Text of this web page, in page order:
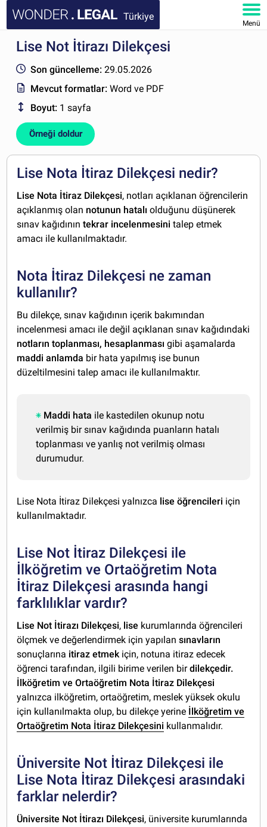
Türkiye
Menü
ANA SAYFA
BELGELER
SSS
HESABIM
Lise Not İtirazı Dilekçesi
Son güncelleme: 29.05.2026
Mevcut formatlar:Word ve PDF
Boyut: 1 sayfa
Örneği doldur
Lise Nota İtiraz Dilekçesi nedir?
Lise Nota İtiraz Dilekçesi, notları açıklanan öğrencilerin
açıklanmış olan notunun hatalı olduğunu düşünerek
sınav kağıdınıntekrar incelenmesini talep etmek
amacı ile kullanılmaktadır.
Nota İtiraz Dilekçesi ne zaman
kullanılır?
Bu dilekçe, sınav kağıdının içerik bakımından
incelenmesi amacı ile değil açıklanan sınav kağıdındaki
notların toplanması, hesaplanması gibi aşamalarda
maddi anlamda bir hata yapılmış ise bunun
düzeltilmesini talep amacı ile kullanılmaktır.
Maddi hata ile kastedilen okunup notu
verilmiş bir sınav kağıdında puanların hatalı
toplanması ve yanlış not verilmiş olması
durumudur.
Lise Nota İtiraz Dilekçesi yalnızca lise öğrencileri için
kullanılmaktadır.
Lise Not İtiraz Dilekçesi ile
İlköğretim ve Ortaöğretim Nota
İtiraz Dilekçesi arasında hangi
farklılıklar vardır?
Lise Not İtirazı Dilekçesi, lise kurumlarında öğrencileri
ölçmek ve değerlendirmek için yapılansınavların
sonuçlarına itiraz etmekiçin, notuna itiraz edecek
öğrenci tarafından, ilgili birime verilen birdilekçedir.
İlköğretim ve Ortaöğretim Nota İtiraz Dilekçesi
yalnızca ilköğretim, ortaöğretim, meslek yüksek okulu
için kullanılmakta olup, bu dilekçe yerine İlköğretim ve
Ortaöğretim Nota İtiraz Dilekçesini kullanmalıdır.
Üniversite Not İtiraz Dilekçesi ile
Lise Nota İtiraz Dilekçesi arasındaki
farklar nelerdir?
Üniversite Not İtirazı Dilekçesi, üniversite kurumlarında